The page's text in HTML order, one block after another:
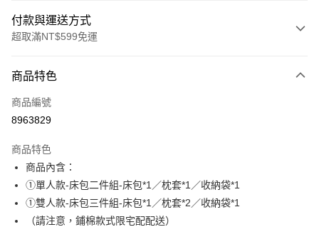
付款與運送方式
超取滿NT$599免運
信用卡一次付款
超商取貨付款
Apple Pay
街口支付
悠遊付
商品特色
商品編號
8963829
商品特色
商品內含：
①單人款-床包二件組-床包*1／枕套*1／收納袋*1
①雙人款-床包三件組-床包*1／枕套*2／收納袋*1
（請注意，鋪棉款式限宅配配送）